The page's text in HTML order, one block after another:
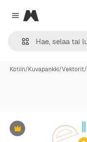
Close menu
Magnific
Kotiin/Kuvapankki/Vektorit/
Premium